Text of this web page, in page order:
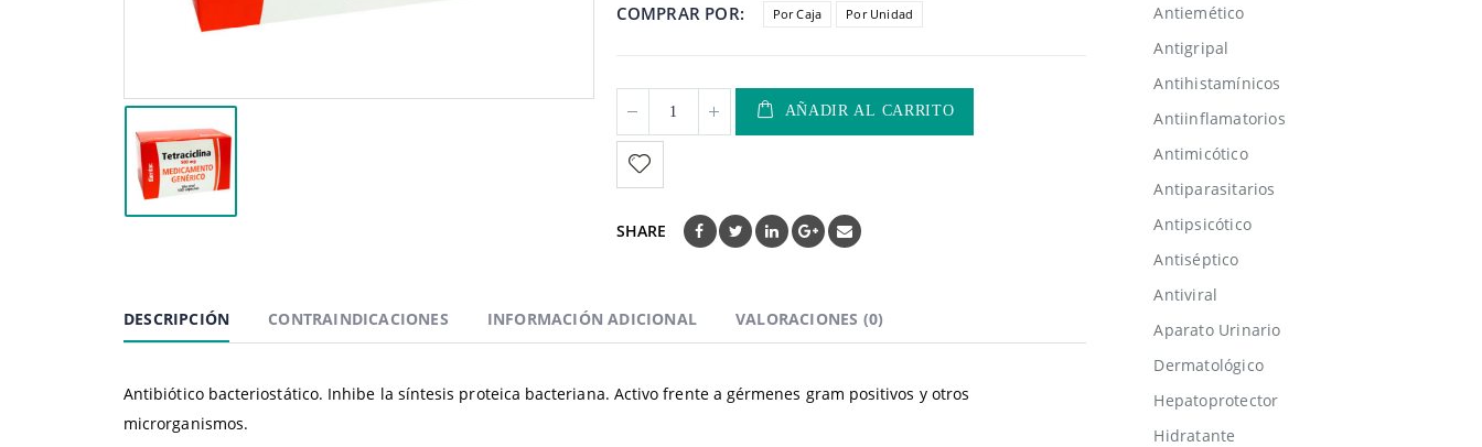
COMPRAR POR Por Caja Por Unidad
AÑADIR AL CARRITO
SHARE
DESCRIPCIÓN CONTRAINDICACIONES INFORMACIÓN ADICIONAL VALORACIONES (0)
Antibiótico bacteriostático. Inhibe la síntesis proteica bacteriana. Activo frente a gérmenes gram positivos y otros
microrganismos.
Antiemético
Antigripal
Antihistamínicos
Antiinflamatorios
Antimicótico
Antiparasitarios
Antipsicótico
Antiséptico
Antiviral
Aparato Urinario
Dermatológico
Hepatoprotector
Hidratante